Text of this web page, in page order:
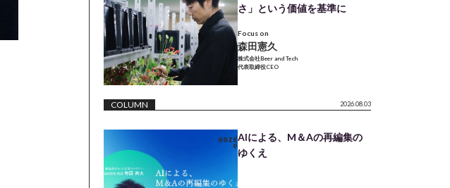
さ」という価値を基準に
Focus on
森田憲久
株式会社Beer and Tech
代表取締役CEO
COLUMN 2026.08.03
AIによる、M＆Aの再編集の
ゆくえ